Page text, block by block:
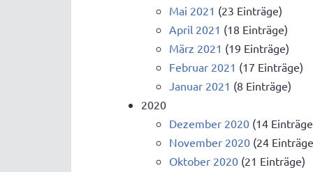
Mai 2021 (23 Einträge)
April 2021 (18 Einträge)
März 2021 (19 Einträge)
Februar 2021 (17 Einträge)
Januar 2021 (8 Einträge)
2020
Dezember 2020 (14
November 2020 (24
Oktober 2020 (21 Einträge)